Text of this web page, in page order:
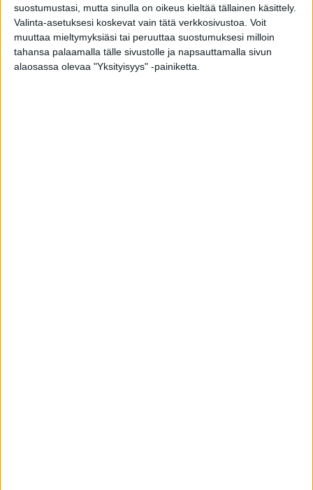
suostumustasi, mutta sinulla on oikeus kieltää tällainen käsittely.
Valinta-asetuksesi koskevat vain tätä verkkosivustoa. Voit
muuttaa mieltymyksiäsi tai peruuttaa suostumuksesi milloin
tahansa palaamalla tälle sivustolle ja napsauttamalla sivun
alaosassa olevaa "Yksityisyys" -painiketta.